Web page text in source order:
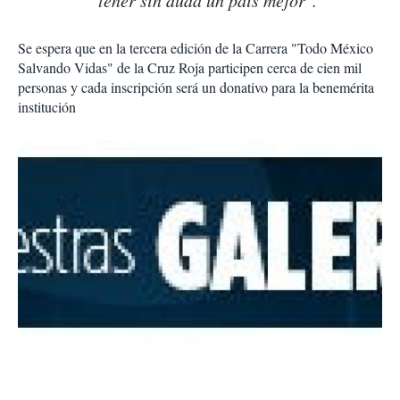
Se espera que en la tercera edición de la Carrera "Todo México
Salvando Vidas" de la Cruz Roja participen cerca de cien mil
personas y cada inscripción será un donativo para la benemérita
institución